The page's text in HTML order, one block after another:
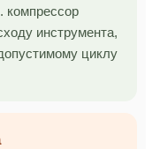
компрессор
инструмента,
циклу